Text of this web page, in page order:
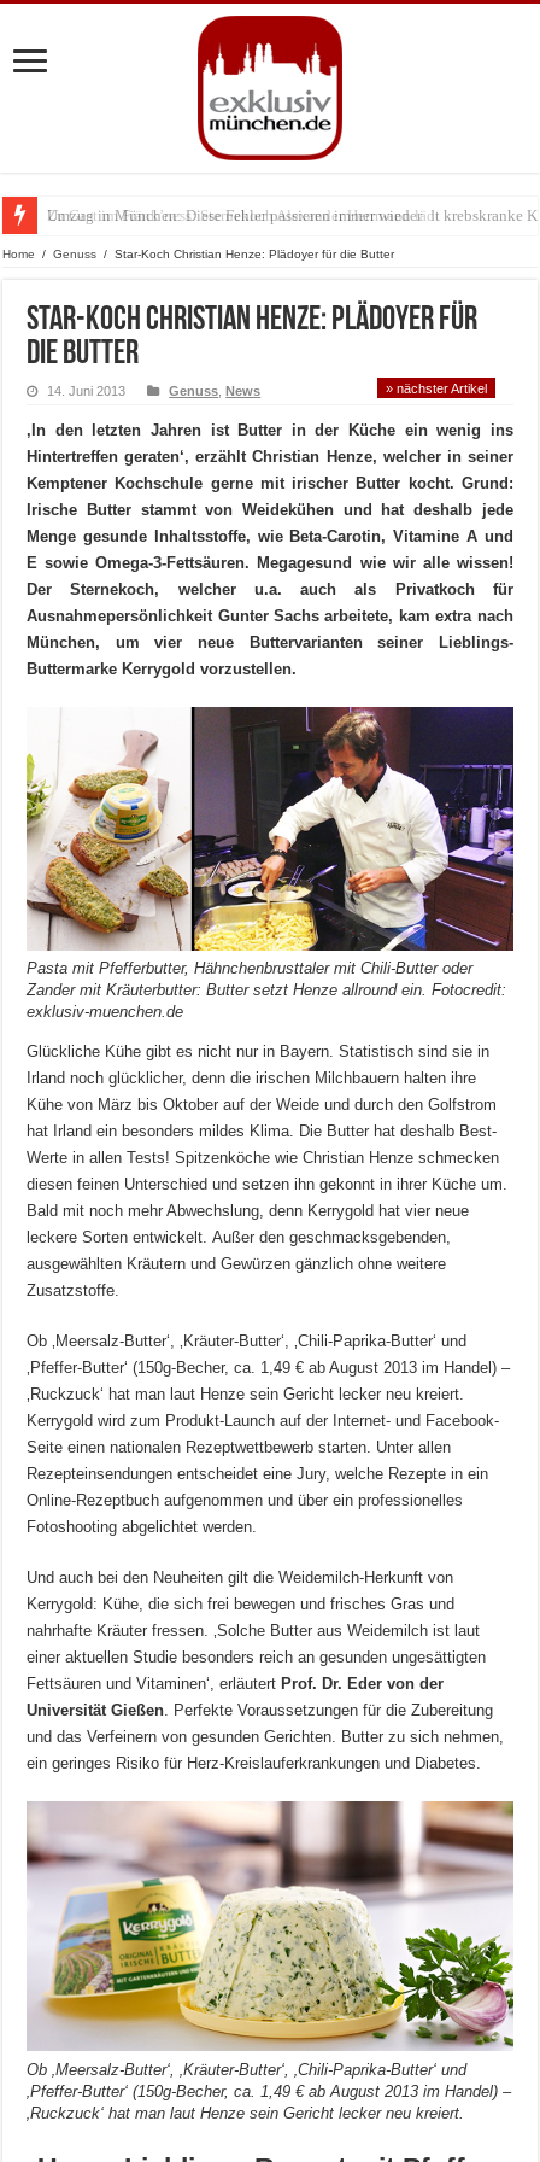
Umzug in München: Diese Fehler passieren immer wieder
Zu Gast im Fränk’ness: Sternekoch Alexander Herrmann lädt krebskranke
Home / Genuss / Star-Koch Christian Henze: Plädoyer für die Butter
Star-Koch Christian Henze: Plädoyer für
die Butter
14. Juni 2013 Genuss ,News » nächster Artikel
‚In den letzten Jahren ist Butter in der Küche ein wenig ins
Hintertreffen geraten‘, erzählt Christian Henze, welcher in seiner
Kemptener Kochschule gerne mit irischer Butter kocht. Grund:
Irische Butter stammt von Weidekühen und hat deshalb jede
Menge gesunde Inhaltsstoffe, wie Beta-Carotin, Vitamine A und
E sowie Omega-3-Fettsäuren. Megagesund wie wir alle wissen!
Der Sternekoch, welcher u.a. auch als Privatkoch für
Ausnahmepersönlichkeit Gunter Sachs arbeitete, kam extra nach
München, um vier neue Buttervarianten seiner Lieblings-
Buttermarke Kerrygold vorzustellen.
Pasta mit Pfefferbutter, Hähnchenbrusttaler mit Chili-Butter oder
Zander mit Kräuterbutter: Butter setzt Henze allround ein. Fotocredit:
exklusiv-muenchen.de
Glückliche Kühe gibt es nicht nur in Bayern. Statistisch sind sie in
Irland noch glücklicher, denn die irischen Milchbauern halten ihre
Kühe von März bis Oktober auf der Weide und durch den Golfstrom
hat Irland ein besonders mildes Klima. Die Butter hat deshalb Best-
Werte in allen Tests! Spitzenköche wie Christian Henze schmecken
diesen feinen Unterschied und setzen ihn gekonnt in ihrer Küche um.
Bald mit noch mehr Abwechslung, denn Kerrygold hat vier neue
leckere Sorten entwickelt. Außer den geschmacksgebenden,
ausgewählten Kräutern und Gewürzen gänzlich ohne weitere
Zusatzstoffe.
Ob ‚Meersalz-Butter‘, ‚Kräuter-Butter‘, ‚Chili-Paprika-Butter‘ und
‚Pfeffer-Butter‘ (150g-Becher, ca. 1,49 € ab August 2013 im Handel) –
‚Ruckzuck‘ hat man laut Henze sein Gericht lecker neu kreiert.
Kerrygold wird zum Produkt-Launch auf der Internet- und Facebook-
Seite einen nationalen Rezeptwettbewerb starten. Unter allen
Rezepteinsendungen entscheidet eine Jury, welche Rezepte in ein
Online-Rezeptbuch aufgenommen und über ein professionelles
Fotoshooting abgelichtet werden.
Und auch bei den Neuheiten gilt die Weidemilch-Herkunft von
Kerrygold: Kühe, die sich frei bewegen und frisches Gras und
nahrhafte Kräuter fressen. ‚Solche Butter aus Weidemilch ist laut
einer aktuellen Studie besonders reich an gesunden ungesättigten
Fettsäuren und Vitaminen‘, erläutert Prof. Dr. Eder von der
Universität Gießen. Perfekte Voraussetzungen für die Zubereitung
und das Verfeinern von gesunden Gerichten. Butter zu sich nehmen,
ein geringes Risiko für Herz-Kreislauferkrankungen und Diabetes.
Ob ‚Meersalz-Butter‘, ‚Kräuter-Butter‘, ‚Chili-Paprika-Butter‘ und
‚Pfeffer-Butter‘ (150g-Becher, ca. 1,49 € ab August 2013 im Handel) –
‚Ruckzuck‘ hat man laut Henze sein Gericht lecker neu kreiert.